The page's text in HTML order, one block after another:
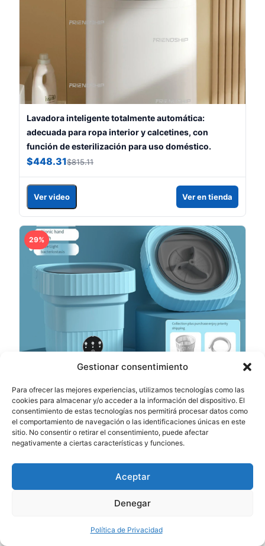
Gestionar consentimiento
Para ofrecer las mejores experiencias, utilizamos tecnologías como las
cookies para almacenar y/o acceder a la información del dispositivo. El
consentimiento de estas tecnologías nos permitirá procesar datos como
el comportamiento de navegación o las identificaciones únicas en este
sitio. No consentir o retirar el consentimiento, puede afectar
negativamente a ciertas características y funciones.
Aceptar
Denegar
Política de Privacidad
Lavadora inteligente totalmente automática:
adecuada para ropa interior y calcetines, con
función de esterilización para uso doméstico.
$448.31$815.11
Ver video Ver en tienda
29%
Lavadora portátil plegable de 6L y 11L con secadora
giratoria para ropa, viaje, hogar, ropa interior
ultrasónica, calcetines, Mini lavadora de 110V y
220V
Valoración: 85%
Ver video Ver en tienda